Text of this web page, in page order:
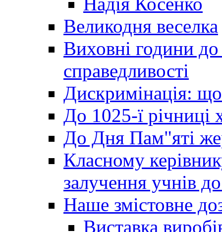
Великодня веселка
Виховні години до
справедливості
Дискримінація:
До 1025-ї річниці
До Дня Пам"яті
Класному
залучення учнів
Наше змістовне
Виставка